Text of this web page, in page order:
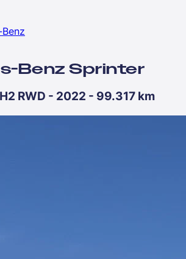
Benz Sprinter
RWD - 2022 - 99.317 km